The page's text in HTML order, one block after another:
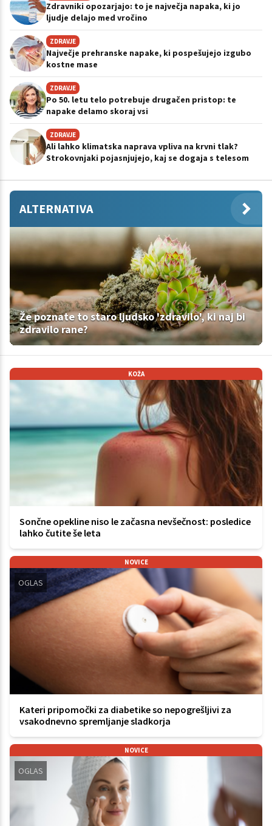
Zdravniki opozarjajo: to je največja napaka, ki jo
ljudje delajo med vročino
ZDRAVJE
Največje prehranske napake, ki pospešujejo izgubo
kostne mase
ZDRAVJE
Po 50. letu telo potrebuje drugačen pristop: te
napake delamo skoraj vsi
ZDRAVJE
Ali lahko klimatska naprava vpliva na krvni tlak?
Strokovnjaki pojasnjujejo, kaj se dogaja s telesom
ALTERNATIVA
Že poznate to staro ljudsko 'zdravilo', ki naj bi
zdravilo rane?
KOŽA
Sončne opekline niso le začasna nevšečnost: posledice
lahko čutite še leta
NOVICE
OGLAS
Kateri pripomočki za diabetike so nepogrešljivi za
vsakodnevno spremljanje sladkorja
NOVICE
OGLAS